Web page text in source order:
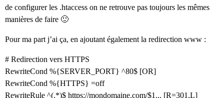
de configurer les .htaccess on ne retrouve pas toujours les mêmes
manières de faire 🙂
Pour ma part j’ai ça, en ajoutant également la redirection www :
# Redirection vers HTTPS
RewriteCond %{SERVER_PORT} ^80$ [OR]
RewriteCond %{HTTPS} =off
RewriteRule ^(.*)$ https://mondomaine.com/$1... [R=301,L]